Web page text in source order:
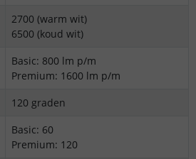
2700 (warm wit)
6500 (koud wit)
Basic: 800 lm p/m
Premium: 1600 lm p/m
120 graden
Basic: 60
Premium: 120